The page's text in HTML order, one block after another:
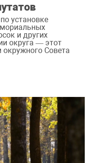
установке
и других
округа — этот
окружного Совета